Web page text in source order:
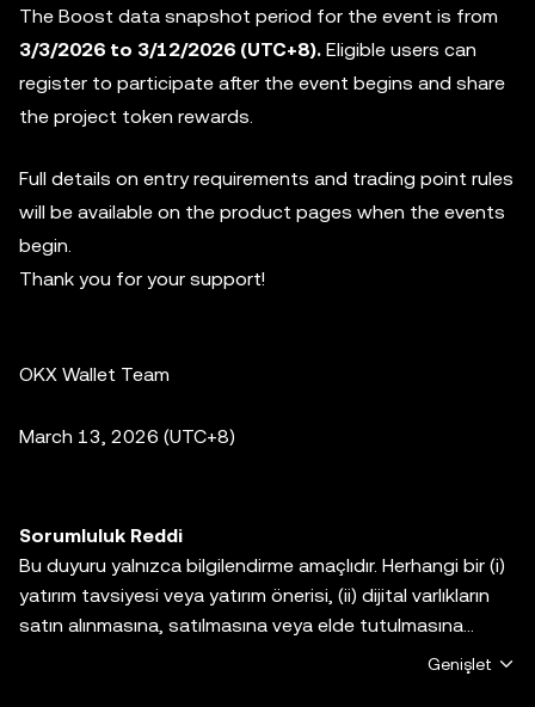
The Boost data snapshot period for the event is from
3/3/2026 to 3/12/2026 (UTC+8). Eligible users can
register to participate after the event begins and share
the project token rewards.
Full details on entry requirements and trading point rules
will be available on the product pages when the events
begin.
Thank you for your support!
OKX Wallet Team
March 13, 2026 (UTC+8)
Sorumluluk Reddi
Bu duyuru yalnızca bilgilendirme amaçlıdır. Herhangi bir (i)
yatırım tavsiyesi veya yatırım önerisi, (ii) dijital varlıkların
satın alınmasına, satılmasına veya elde tutulmasına
yönelik bir teklif, talep veya teşvik ya da (iii) finans,Genişlet